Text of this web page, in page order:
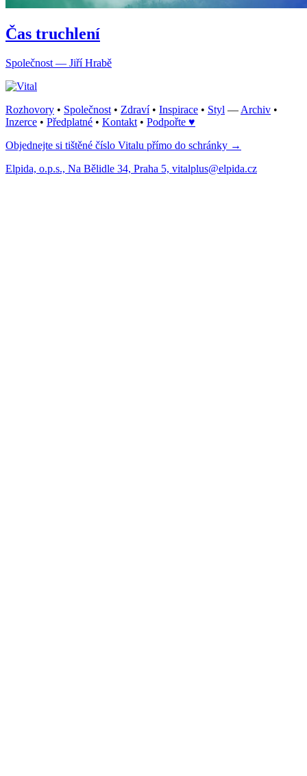
Čas truchlení
Společnost — Jiří Hrabě
Rozhovory • Společnost • Zdraví• Inspirace • Styl — Archiv •
Inzerce • Předplatné • Kontakt • Podpořte ♥
Objednejte si tištěné číslo Vitalu přímo do schránky →
Elpida, o.p.s., Na Bělidle 34, Praha 5, vitalplus@elpida.cz